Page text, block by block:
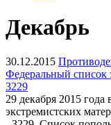
Декабрь
30.12.2015
Федеральный список
3229
29 декабря 2015
экстремистских